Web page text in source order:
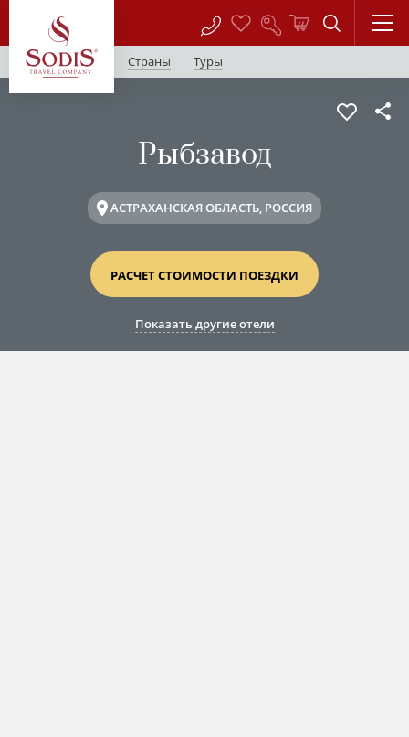
Страны Туры
Рыбзавод
АСТРАХАНСКАЯ ОБЛАСТЬ, РОССИЯ
РАСЧЕТ СТОИМОСТИ ПОЕЗДКИ
Показать другие отели